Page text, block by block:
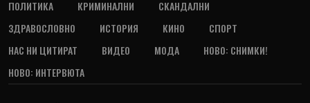
ПОЛИТИКА КРИМИНАЛНИ
СКАНДАЛНИ
ЗДРАВОСЛОВНО
ИСТОРИЯ КИНО
СПОРТ
НАС НИ ЦИТИРАТ
ВИДЕО МОДА
НОВО: СНИМКИ!
НОВО: ИНТЕРВЮТА